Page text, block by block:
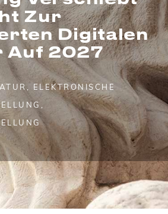
Zur
Digitalen
Auf 2027
ELEKTRONISCHE